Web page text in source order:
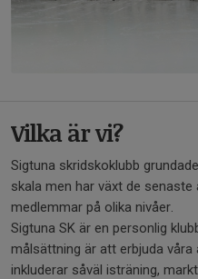
Vilka är vi?
Sigtuna skridskoklubb
skala men har växt de
medlemmar på olika nivåer.
Sigtuna SK är en personlig
målsättning är att erbjuda
inkluderar såväl isträning,